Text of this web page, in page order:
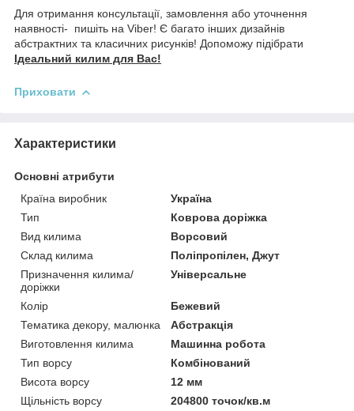
Для отримання консультації, замовлення або уточнення
наявності- пишіть на Viber! Є багато інших дизайнів
абстрактних та класичних рисунків! Допоможу підібрати
Ідеальний килим для Вас!
Приховати
Характеристики
Основні атрибути
Країна виробник
Україна
Тип
Коврова доріжка
Вид килима
Ворсовий
Склад килима
Поліпропілен, Джут
Призначення килима/
доріжки
Універсальне
Колір
Бежевий
Тематика декору, малюнка
Абстракція
Виготовлення килима
Машинна робота
Тип ворсу
Комбінований
Висота ворсу
12 мм
Щільність ворсу
204800 точок/кв.м